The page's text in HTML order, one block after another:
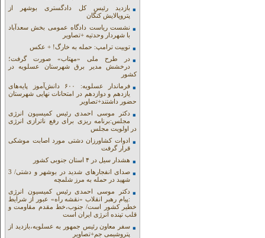
بازدید رئیس کل دادگستری بوشهر از
پتروپالایش کنگان
نشست ریاست دادگاه عمومی بخش سعدآباد
با شهردار وحدتیه +تصاویر
توییت ترامپ: حمله به خارگ! + عکس
در طرح ملی «مهتاب» صورت گرفت؛
درخشش مدیر برق شهرستان عسلویه در
کشور
فرماندار عسلویه: ۶۰۰ دانش‌آموز پایه‌های
یازدهم و دوازدهم در امتحانات نهایی شهرستان
حضور داشتند+تصاویر
دکتر موسی احمدی رئیس کمیسیون انرژی
مجلس:برنامه ریزی برای رفع ناترازی انرژی
در اولویت مجلس
ادوات کشاورزان دشتی مورد اصابت موشکی
قرار گرفت
هشدار سیل در ۴ استان جنوبی کشور
صدای انفجارهای شدید در بوشهر و دشتی/ 3
شهید در حمله به مرز شلمچه
دکتر موسی احمدی رئیس کمیسیون انرژی
:پیام رهبر انقلاب «نقشه راه» عبور از شرایط
خطیر کشور است/ جنوب،خط مقدم مقاومت و
قلب تپنده انرژی ایران است
سفر معاون رئیس جمهور به عسلویه،بازدید از
پتروشیمی جم+تصاویر